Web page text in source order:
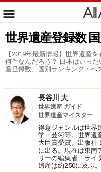
世界遺産登録数
【2019年最新情報】世界遺産
何件なんだろう？ 日本はいっ
産登録数、国別ランキング・ベ
長谷川 大
世界遺産 ガイド
世界遺産マイスター
得意ジャンルは世界
学・芸術等。世界遺
大臣賞受賞。出版社
に出る。現在は東南
リーの編集者・ライ
遺産は約250に及ぶ。